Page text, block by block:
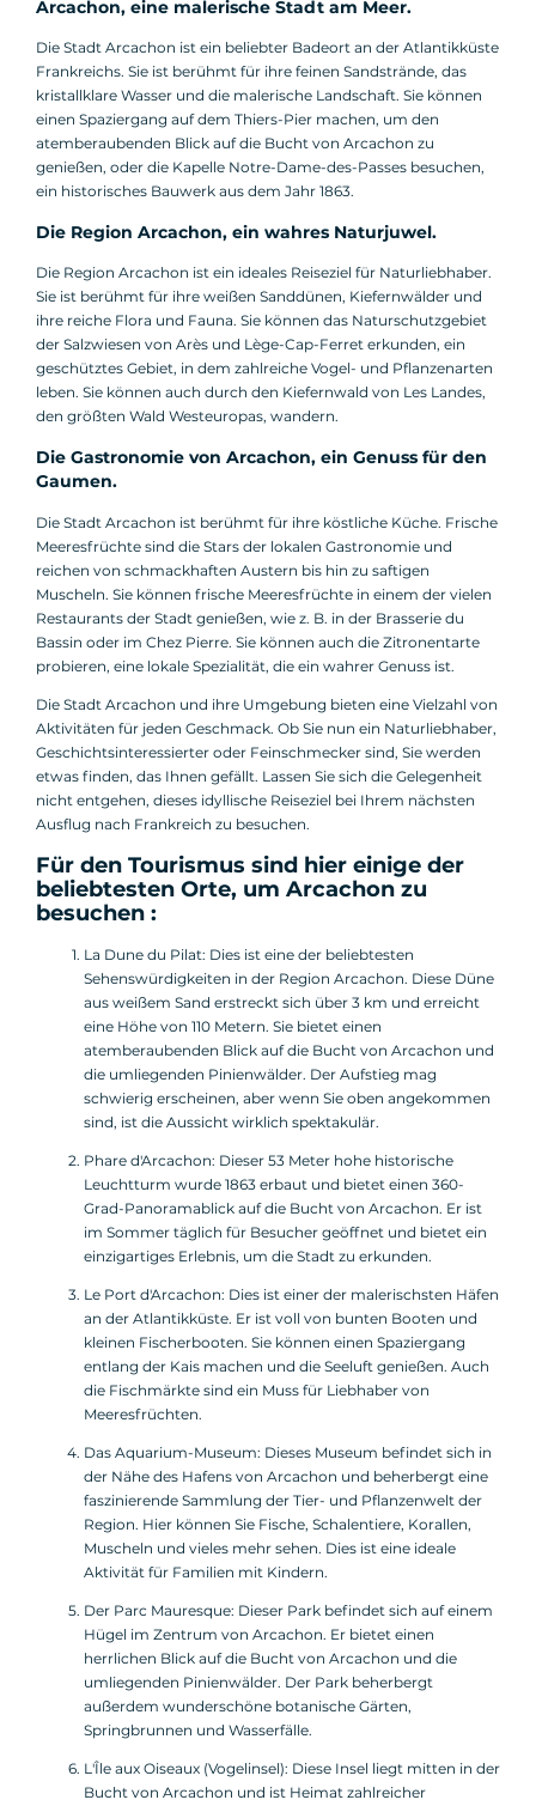
Arcachon, eine malerische Stadt am Meer.
Die Stadt Arcachon ist ein beliebter Badeort an der Atlantikküste
Frankreichs. Sie ist berühmt für ihre feinen Sandstrände, das
kristallklare Wasser und die malerische Landschaft. Sie können
einen Spaziergang auf dem Thiers-Pier machen, um den
atemberaubenden Blick auf die Bucht von Arcachon zu
genießen, oder die Kapelle Notre-Dame-des-Passes besuchen,
ein historisches Bauwerk aus dem Jahr 1863.
Die Region Arcachon, ein wahres Naturjuwel.
Die Region Arcachon ist ein ideales Reiseziel für Naturliebhaber.
Sie ist berühmt für ihre weißen Sanddünen, Kiefernwälder und
ihre reiche Flora und Fauna. Sie können das Naturschutzgebiet
der Salzwiesen von Arès und Lège-Cap-Ferret erkunden, ein
geschütztes Gebiet, in dem zahlreiche Vogel- und Pflanzenarten
leben. Sie können auch durch den Kiefernwald von Les Landes,
den größten Wald Westeuropas, wandern.
Die Gastronomie von Arcachon, ein Genuss für den
Gaumen.
Die Stadt Arcachon ist berühmt für ihre köstliche Küche. Frische
Meeresfrüchte sind die Stars der lokalen Gastronomie und
reichen von schmackhaften Austern bis hin zu saftigen
Muscheln. Sie können frische Meeresfrüchte in einem der vielen
Restaurants der Stadt genießen, wie z. B. in der Brasserie du
Bassin oder im Chez Pierre. Sie können auch die Zitronentarte
probieren, eine lokale Spezialität, die ein wahrer Genuss ist.
Die Stadt Arcachon und ihre Umgebung bieten eine Vielzahl von
Aktivitäten für jeden Geschmack. Ob Sie nun ein Naturliebhaber,
Geschichtsinteressierter oder Feinschmecker sind, Sie werden
etwas finden, das Ihnen gefällt. Lassen Sie sich die Gelegenheit
nicht entgehen, dieses idyllische Reiseziel bei Ihrem nächsten
Ausflug nach Frankreich zu besuchen.
Für den Tourismus sind hier einige der
beliebtesten Orte, um Arcachon zu
besuchen :
La Dune du Pilat: Dies ist eine der beliebtesten
Sehenswürdigkeiten in der Region Arcachon. Diese Düne
aus weißem Sand erstreckt sich über 3 km und erreicht
eine Höhe von 110 Metern. Sie bietet einen
atemberaubenden Blick auf die Bucht von Arcachon und
die umliegenden Pinienwälder. Der Aufstieg mag
schwierig erscheinen, aber wenn Sie oben angekommen
sind, ist die Aussicht wirklich spektakulär.
Phare d'Arcachon: Dieser 53 Meter hohe historische
Leuchtturm wurde 1863 erbaut und bietet einen 360-
Grad-Panoramablick auf die Bucht von Arcachon. Er ist
im Sommer täglich für Besucher geöffnet und bietet ein
einzigartiges Erlebnis, um die Stadt zu erkunden.
Le Port d'Arcachon: Dies ist einer der malerischsten Häfen
an der Atlantikküste. Er ist voll von bunten Booten und
kleinen Fischerbooten. Sie können einen Spaziergang
entlang der Kais machen und die Seeluft genießen. Auch
die Fischmärkte sind ein Muss für Liebhaber von
Meeresfrüchten.
Das Aquarium-Museum: Dieses Museum befindet sich in
der Nähe des Hafens von Arcachon und beherbergt eine
faszinierende Sammlung der Tier- und Pflanzenwelt der
Region. Hier können Sie Fische, Schalentiere, Korallen,
Muscheln und vieles mehr sehen. Dies ist eine ideale
Aktivität für Familien mit Kindern.
Der Parc Mauresque: Dieser Park befindet sich auf einem
Hügel im Zentrum von Arcachon. Er bietet einen
herrlichen Blick auf die Bucht von Arcachon und die
umliegenden Pinienwälder. Der Park beherbergt
außerdem wunderschöne botanische Gärten,
Springbrunnen und Wasserfälle.
L'Île aux Oiseaux (Vogelinsel): Diese Insel liegt mitten in der
Bucht von Arcachon und ist Heimat zahlreicher